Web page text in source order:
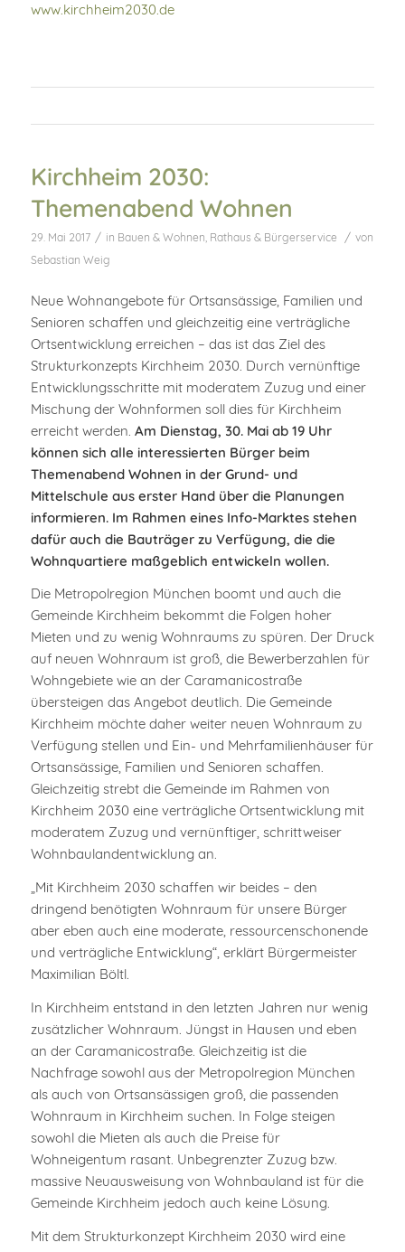
www.kirchheim2030.de
Kirchheim 2030:
Themenabend Wohnen
29. Mai 2017 / in Bauen & Wohnen Rathaus & Bürgerservice / von
Sebastian Weig
Neue Wohnangebote für Ortsansässige, Familien und
Senioren schaffen und gleichzeitig eine verträgliche
Ortsentwicklung erreichen – das ist das Ziel des
Strukturkonzepts Kirchheim 2030. Durch vernünftige
Entwicklungsschritte mit moderatem Zuzug und einer
Mischung der Wohnformen soll dies für Kirchheim
erreicht werden. Am Dienstag, 30. Mai ab 19 Uhr
können sich alle interessierten Bürger beim
Themenabend Wohnen in der Grund- und
Mittelschule aus erster Hand über die Planungen
informieren. Im Rahmen eines Info-Marktes stehen
dafür auch die Bauträger zu Verfügung, die die
Wohnquartiere maßgeblich entwickeln wollen.
Die Metropolregion München boomt und auch die
Gemeinde Kirchheim bekommt die Folgen hoher
Mieten und zu wenig Wohnraums zu spüren. Der Druck
auf neuen Wohnraum ist groß, die Bewerberzahlen für
Wohngebiete wie an der Caramanicostraße
übersteigen das Angebot deutlich. Die Gemeinde
Kirchheim möchte daher weiter neuen Wohnraum zu
Verfügung stellen und Ein- und Mehrfamilienhäuser für
Ortsansässige, Familien und Senioren schaffen.
Gleichzeitig strebt die Gemeinde im Rahmen von
Kirchheim 2030 eine verträgliche Ortsentwicklung mit
moderatem Zuzug und vernünftiger, schrittweiser
Wohnbaulandentwicklung an.
„Mit Kirchheim 2030 schaffen wir beides – den
dringend benötigten Wohnraum für unsere Bürger
aber eben auch eine moderate, ressourcenschonende
und verträgliche Entwicklung“, erklärt Bürgermeister
Maximilian Böltl.
In Kirchheim entstand in den letzten Jahren nur wenig
zusätzlicher Wohnraum. Jüngst in Hausen und eben
an der Caramanicostraße. Gleichzeitig ist die
Nachfrage sowohl aus der Metropolregion München
als auch von Ortsansässigen groß, die passenden
Wohnraum in Kirchheim suchen. In Folge steigen
sowohl die Mieten als auch die Preise für
Wohneigentum rasant. Unbegrenzter Zuzug bzw.
massive Neuausweisung von Wohnbauland ist für die
Gemeinde Kirchheim jedoch auch keine Lösung.
Mit dem Strukturkonzept Kirchheim 2030 wird eine